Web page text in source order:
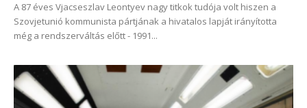
A 87 éves Vjacseszlav Leontyev nagy titkok tudója volt hiszen a
Szovjetunió kommunista pártjának a hivatalos lapját irányította
még a rendszerváltás előtt - 1991...